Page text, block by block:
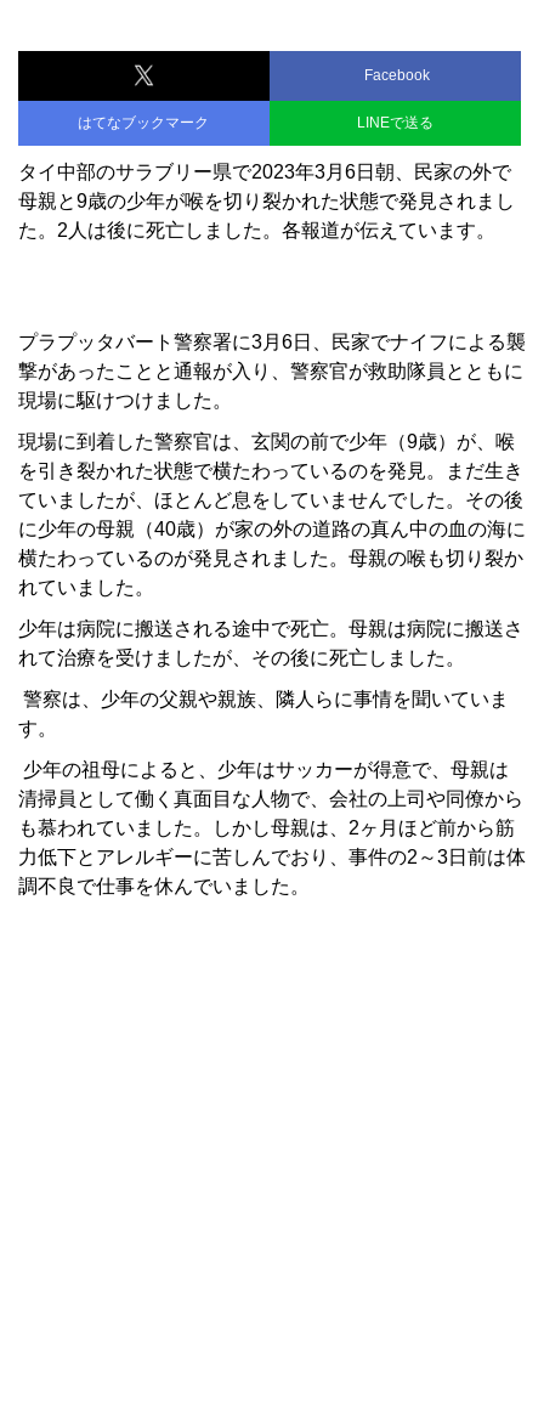
Facebook
はてなブックマーク LINEで送る
タイ中部のサラブリー県で2023年3月6日朝、民家の外で
母親と9歳の少年が喉を切り裂かれた状態で発見されまし
た。2人は後に死亡しました。各報道が伝えています。
プラプッタバート警察署に3月6日、民家でナイフによる襲
撃があったことと通報が入り、警察官が救助隊員とともに
現場に駆けつけました。
現場に到着した警察官は、玄関の前で少年（9歳）が、喉
を引き裂かれた状態で横たわっているのを発見。まだ生き
ていましたが、ほとんど息をしていませんでした。その後
に少年の母親（40歳）が家の外の道路の真ん中の血の海に
横たわっているのが発見されました。母親の喉も切り裂か
れていました。
少年は病院に搬送される途中で死亡。母親は病院に搬送さ
れて治療を受けましたが、その後に死亡しました。
警察は、少年の父親や親族、隣人らに事情を聞いていま
す。
少年の祖母によると、少年はサッカーが得意で、母親は
清掃員として働く真面目な人物で、会社の上司や同僚から
も慕われていました。しかし母親は、2ヶ月ほど前から筋
力低下とアレルギーに苦しんでおり、事件の2～3日前は体
調不良で仕事を休んでいました。